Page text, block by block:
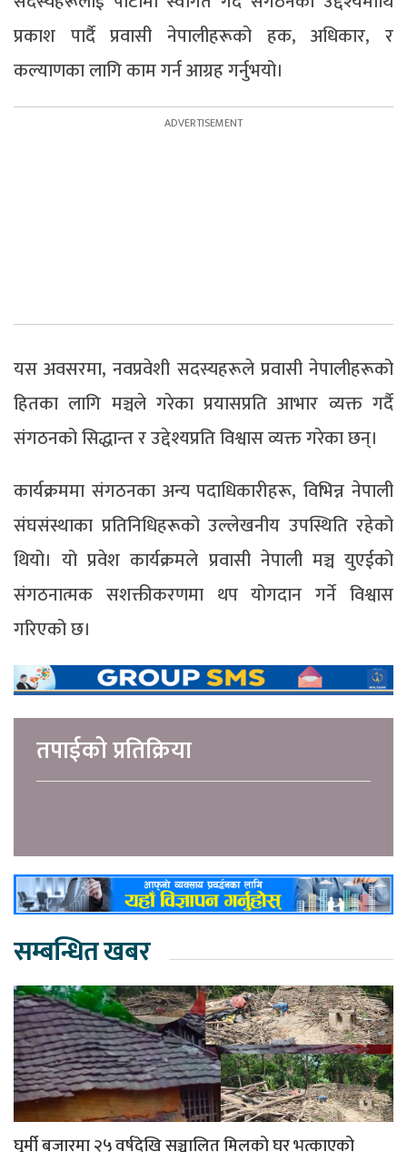
प्रकाश पार्दै प्रवासी नेपालीहरूको हक, अधिकार, र
कल्याणका लागि काम गर्न आग्रह गर्नुभयो।
यस अवसरमा, नवप्रवेशी सदस्यहरूले प्रवासी नेपालीहरूको
हितका लागि मञ्चले गरेका प्रयासप्रति आभार व्यक्त गर्दै
संगठनको सिद्धान्त र उद्देश्यप्रति विश्वास व्यक्त गरेका छन्।
कार्यक्रममा संगठनका अन्य पदाधिकारीहरू, विभिन्न नेपाली
संघसंस्थाका प्रतिनिधिहरूको उल्लेखनीय उपस्थिति रहेको
थियो। यो प्रवेश कार्यक्रमले प्रवासी नेपाली मञ्च युएईको
संगठनात्मक सशक्तीकरणमा थप योगदान गर्ने विश्वास
गरिएको छ।
तपाईको प्रतिक्रिया
सम्बन्धित खबर
घुर्मी बजारमा २५ वर्षदेखि सञ्चालित मिलको घर भत्काएको